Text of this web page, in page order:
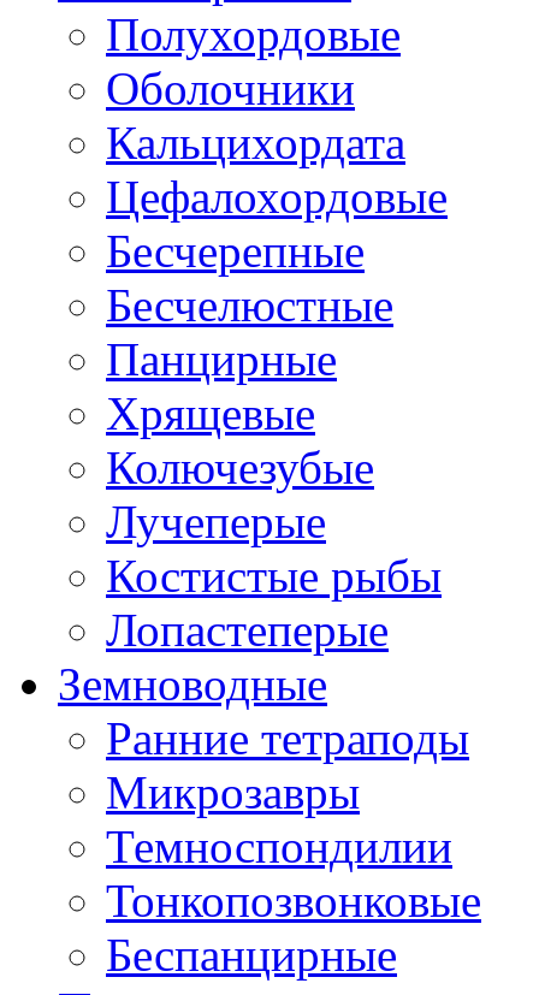
Полухордовые
Оболочники
Кальцихордата
Цефалохордовые
Бесчерепные
Бесчелюстные
Панцирные
Хрящевые
Колючезубые
Лучеперые
Костистые рыбы
Лопастеперые
Земноводные
Ранние тетраподы
Микрозавры
Темноспондилии
Тонкопозвонковые
Беспанцирные